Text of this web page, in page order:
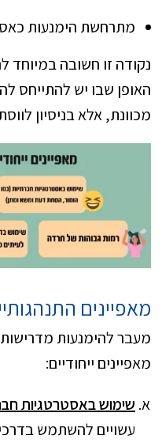
מתרחשת הימנעות
נקודה זו חשובה
האופן שבו יש להתייחס
מכוונת, אלא בניסיון
מאפיינים
מאפיינים ייחודיים:
שימוש באסטרטגיות
עשויים להשתמש